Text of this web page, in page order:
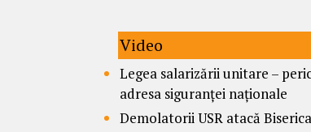
Video
Legea salarizării unitare –
adresa siguranței naționale
Demolatorii USR atacă Biserica